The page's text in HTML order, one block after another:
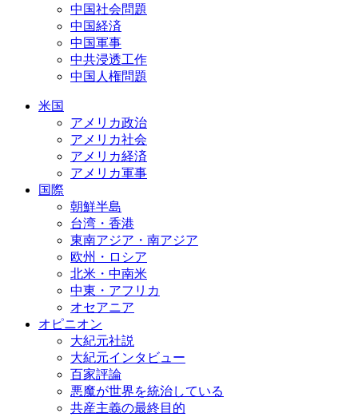
中国社会問題
中国経済
中国軍事
中共浸透工作
中国人権問題
米国
アメリカ政治
アメリカ社会
アメリカ経済
アメリカ軍事
国際
朝鮮半島
台湾・香港
東南アジア・南アジア
欧州・ロシア
北米・中南米
中東・アフリカ
オセアニア
オピニオン
大紀元社説
大紀元インタビュー
百家評論
悪魔が世界を統治している
共産主義の最終目的